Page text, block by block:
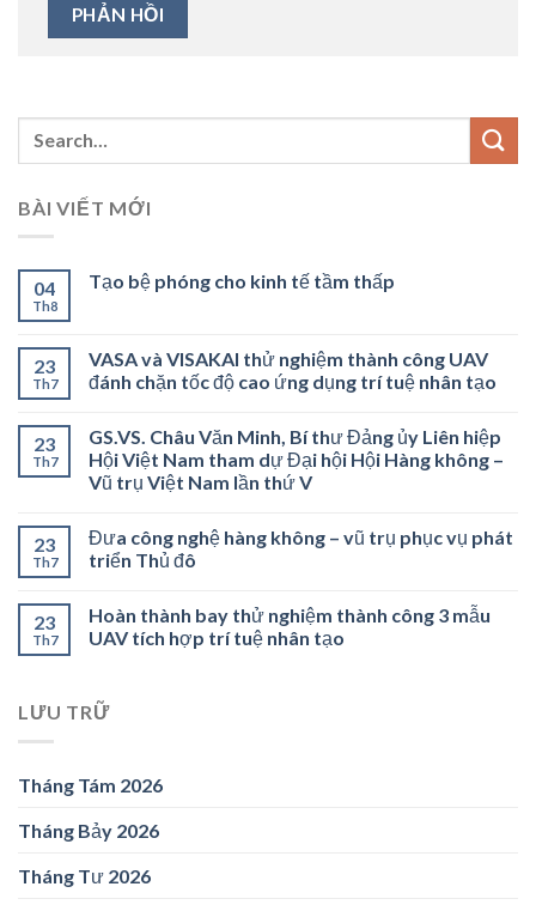
BÀI VIẾT MỚI
04
Th8
Tạo bệ phóng cho kinh tế tầm thấp
23
Th7
VASA và VISAKAI thử nghiệm thành công UAV
đánh chặn tốc độ cao ứng dụng trí tuệ nhân tạo
23
Th7
GS.VS. Châu Văn Minh, Bí thư Đảng ủy Liên hiệp
Hội Việt Nam tham dự Đại hội Hội Hàng không –
Vũ trụ Việt Nam lần thứ V
23
Th7
Đưa công nghệ hàng không – vũ trụ phục vụ phát
triển Thủ đô
23
Th7
Hoàn thành bay thử nghiệm thành công 3 mẫu
UAV tích hợp trí tuệ nhân tạo
LƯU TRỮ
Tháng Tám 2026
Tháng Bảy 2026
Tháng Tư 2026